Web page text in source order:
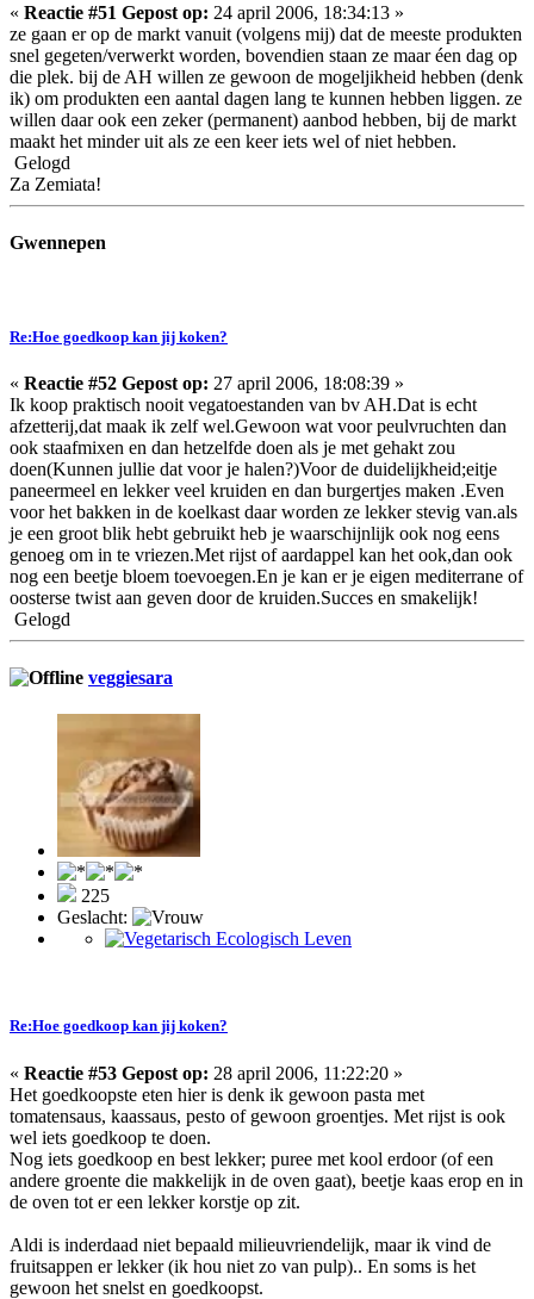
« Reactie #51 Gepost op: 24 april 2006, 18:34:13 »
ze gaan er op de markt vanuit (volgens mij) dat de meeste produkten
snel gegeten/verwerkt worden, bovendien staan ze maar éen dag op
die plek. bij de AH willen ze gewoon de mogeljikheid hebben (denk
ik) om produkten een aantal dagen lang te kunnen hebben liggen. ze
willen daar ook een zeker (permanent) aanbod hebben, bij de markt
maakt het minder uit als ze een keer iets wel of niet hebben.
Gelogd
Za Zemiata!
Gwennepen
Re:Hoe goedkoop kan jij koken?
« Reactie #52 Gepost op: 27 april 2006, 18:08:39 »
Ik koop praktisch nooit vegatoestanden van bv AH.Dat is echt
afzetterij,dat maak ik zelf wel.Gewoon wat voor peulvruchten dan
ook staafmixen en dan hetzelfde doen als je met gehakt zou
doen(Kunnen jullie dat voor je halen?)Voor de duidelijkheid;eitje
paneermeel en lekker veel kruiden en dan burgertjes maken .Even
voor het bakken in de koelkast daar worden ze lekker stevig van.als
je een groot blik hebt gebruikt heb je waarschijnlijk ook nog eens
genoeg om in te vriezen.Met rijst of aardappel kan het ook,dan ook
nog een beetje bloem toevoegen.En je kan er je eigen mediterrane of
oosterse twist aan geven door de kruiden.Succes en smakelijk!
Gelogd
veggiesara
225
Geslacht:
Re:Hoe goedkoop kan jij koken?
« Reactie #53 Gepost op: 28 april 2006, 11:22:20 »
Het goedkoopste eten hier is denk ik gewoon pasta met
tomatensaus, kaassaus, pesto of gewoon groentjes. Met rijst is ook
wel iets goedkoop te doen.
Nog iets goedkoop en best lekker; puree met kool erdoor (of een
andere groente die makkelijk in de oven gaat), beetje kaas erop en in
de oven tot er een lekker korstje op zit.
Aldi is inderdaad niet bepaald milieuvriendelijk, maar ik vind de
fruitsappen er lekker (ik hou niet zo van pulp).. En soms is het
gewoon het snelst en goedkoopst.